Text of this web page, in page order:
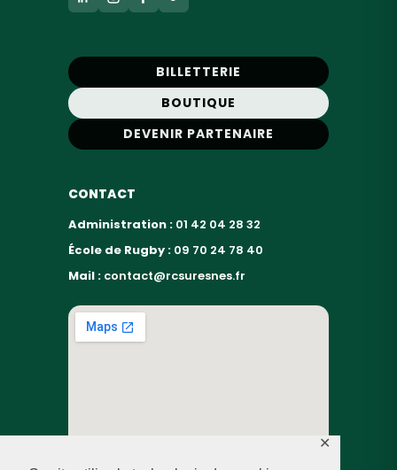
✕
BILLETTERIE
BOUTIQUE
DEVENIR PARTENAIRE
CONTACT
Administration : 01 42 04 28 32
École de Rugby : 09 70 24 78 40
Mail : contact@rcsuresnes.fr